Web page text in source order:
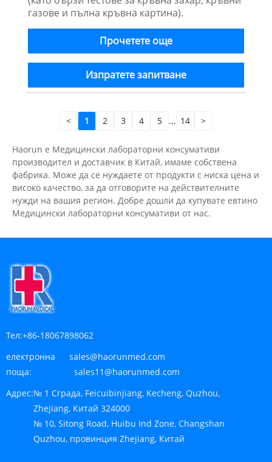
газове и пълна кръвна картина).
Прочетете още
Изпратете запитване
< 1 2 3 4 5 ... 14 >
Haorun е Медицински лабораторни консумативи
производител и доставчик в Китай, имаме собствена
фабрика. Може да се нуждаете от продукти с ниска цена и
високо качество, за да отговорите на действителните
нужди на вашия регион. Добре дошли да купувате евтино
Медицински лабораторни консумативи от нас.
Тел:+86-18067898062
електронна
поща:
sales@haorunmed.com
sales11@haorunmed.com
Адрес:№ 1 Сграда, Feicuibinjiang, Kecheng, Quzhou,
Zhejiang, Китай 324000
№ 10, Sitong Road, Huibu Ind Zone, Changshan
Quzhou, провинция Zhejiang, Китай